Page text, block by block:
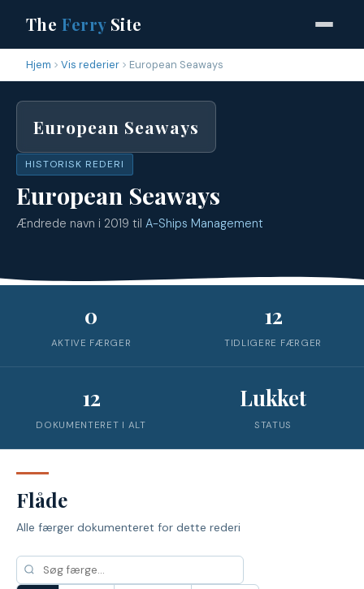
The FerrySite
Hjem Vis rederier European Seaways
European Seaways
HISTORISK REDERI
European Seaways
Ændrede navn i 2019 til A-Ships Management
0
AKTIVE FÆRGER
12
TIDLIGERE FÆRGER
12
DOKUMENTERET I ALT
Lukket
STATUS
Flåde
Alle færger dokumenteret for dette rederi